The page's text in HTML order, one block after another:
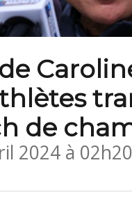
de
2024 à 02h20